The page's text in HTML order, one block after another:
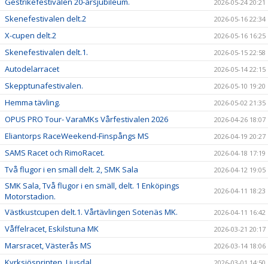
2026-05-24 20:21
Skenefestivalen delt.2 2026-05-16 22:34
X-cupen delt.2 2026-05-16 16:25
Skenefestivalen delt.1. 2026-05-15 22:58
Autodelarracet 2026-05-14 22:15
Skepptunafestivalen. 2026-05-10 19:20
Hemma tävling. 2026-05-02 21:35
OPUS PRO Tour- VaraMKs Vårfestivalen 2026 2026-04-26 18:07
Eliantorps RaceWeekend-Finspångs MS 2026-04-19 20:27
SAMS Racet och RimoRacet. 2026-04-18 17:19
Två flugor i en smäll delt. 2, SMK Sala 2026-04-12 19:05
SMK Sala, Två flugor i en smäll, delt. 1 Enköpings
Motorstadion.
2026-04-11 18:23
Västkustcupen delt.1. Vårtävlingen Sotenäs MK. 2026-04-11 16:42
Våffelracet, Eskilstuna MK 2026-03-21 20:17
Marsracet, Västerås MS 2026-03-14 18:06